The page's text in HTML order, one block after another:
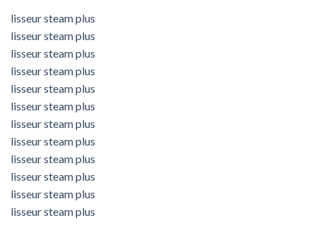
lisseur steam plus
lisseur steam plus
lisseur steam plus
lisseur steam plus
lisseur steam plus
lisseur steam plus
lisseur steam plus
lisseur steam plus
lisseur steam plus
lisseur steam plus
lisseur steam plus
lisseur steam plus